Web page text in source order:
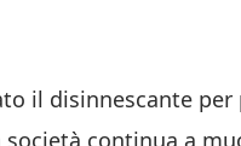
il disinnescante
continua a